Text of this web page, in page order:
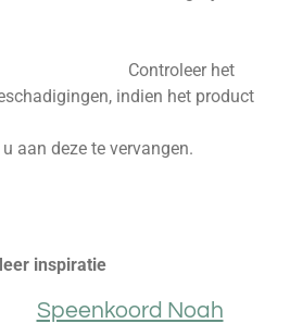
Controleer het
indien het product
aan deze te vervangen.
inspiratie
Speenkoord Noah